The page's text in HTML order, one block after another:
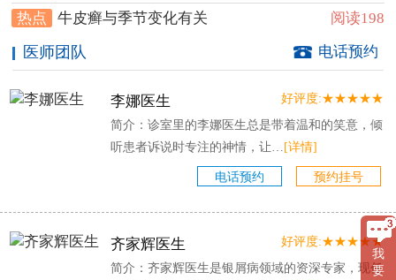
热点
牛皮癣与季节变化有关 阅读198
医师团队 电话预约
李娜医生
好评度:★★★★★
简介：诊室里的李娜医生总是带着温和的笑意，倾
听患者诉说时专注的神情，让… [详情]
电话预约 预约挂号
齐家辉医生
好评度:★★★★★
简介：齐家辉医生是银屑病领域的资深专家，现任
我
要